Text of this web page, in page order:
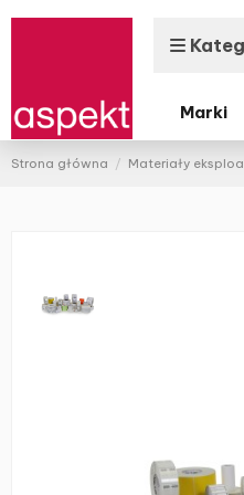
Marki
Strona główna Materiały